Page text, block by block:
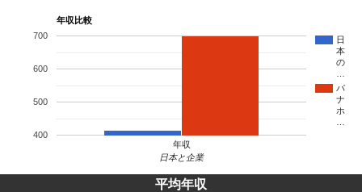
年収比較
日
本
の
パ
ナ
ホ
年収
400
500
600
700
日本と企業
平均年収